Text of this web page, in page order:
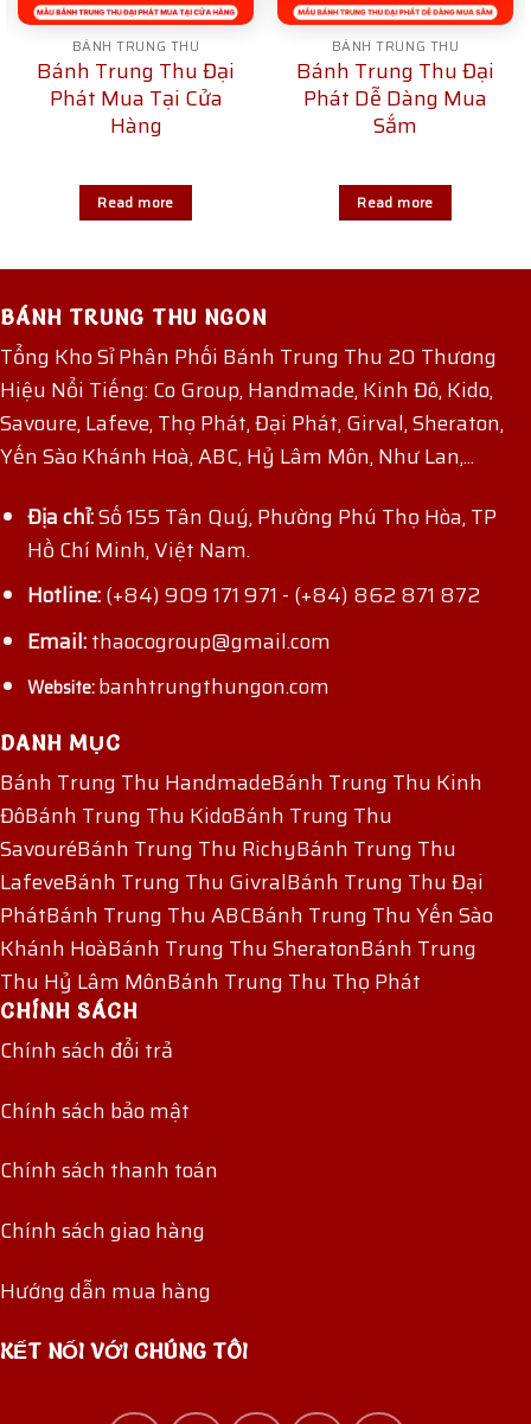
BÁNH TRUNG THU
Bánh Trung Thu Đại
Phát Mua Tại Cửa
Hàng
Read more
BÁNH TRUNG THU
Bánh Trung Thu Đại
Phát Dễ Dàng Mua
Sắm
Read more
BÁNH TRUNG THU NGON
Tổng Kho Sỉ Phân Phối Bánh Trung Thu 20 Thương
Hiệu Nổi Tiếng: Co Group, Handmade, Kinh Đô, Kido,
Savoure, Lafeve, Thọ Phát, Đại Phát, Girval, Sheraton,
Yến Sào Khánh Hoà, ABC, Hỷ Lâm Môn, Như Lan,...
Địa chỉ:Số 155 Tân Quý, Phường Phú Thọ Hòa, TP
Hồ Chí Minh, Việt Nam.
Hotline:(+84) 909 171 971 - (+84) 862 871 872
Email:thaocogroup@gmail.com
Website:banhtrungthungon.com
DANH MỤC
Bánh Trung Thu HandmadeBánh Trung Thu Kinh
ĐôBánh Trung Thu KidoBánh Trung Thu
SavouréBánh Trung Thu RichyBánh Trung Thu
LafeveBánh Trung Thu GivralBánh Trung Thu Đại
PhátBánh Trung Thu ABCBánh Trung Thu Yến Sào
Khánh HoàBánh Trung Thu SheratonBánh Trung
Thu Hỷ Lâm MônBánh Trung Thu Thọ Phát
CHÍNH SÁCH
Chính sách đổi trả
Chính sách bảo mật
Chính sách thanh toán
Chính sách giao hàng
Hướng dẫn mua hàng
KẾT NỐI VỚI CHÚNG TÔI